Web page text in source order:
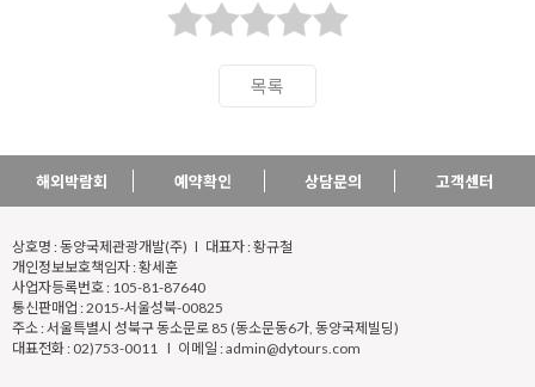
목록
해외박람회 예약확인 상담문의 고객센터
상호명 : 동양국제관광개발(주) l 대표자 : 황규철
개인정보보호책임자 : 황세훈
사업자등록번호 : 105-81-87640
통신판매업 : 2015-서울성북-00825
주소 : 서울특별시 성북구 동소문로 85 (동소문동6가, 동양국제빌딩)
대표전화 : 02)753-0011 l 이메일 : admin@dytours.com